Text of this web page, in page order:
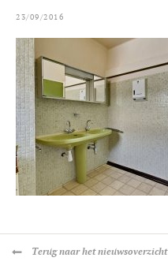
23/09/2016
Terugnaar het nieuwsoverzicht